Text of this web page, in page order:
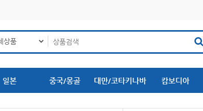
일본 중국/몽골 대만/코타키나바
루
캄보디아